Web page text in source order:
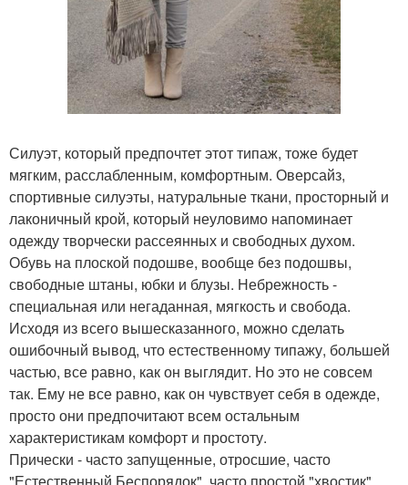
Силуэт, который предпочтет этот типаж, тоже будет
мягким, расслабленным, комфортным. Оверсайз,
спортивные силуэты, натуральные ткани, просторный и
лаконичный крой, который неуловимо напоминает
одежду творчески рассеянных и свободных духом.
Обувь на плоской подошве, вообще без подошвы,
свободные штаны, юбки и блузы. Небрежность -
специальная или негаданная, мягкость и свобода.
Исходя из всего вышесказанного, можно сделать
ошибочный вывод, что естественному типажу, большей
частью, все равно, как он выглядит. Но это не совсем
так. Ему не все равно, как он чувствует себя в одежде,
просто они предпочитают всем остальным
характеристикам комфорт и простоту.
Прически - часто запущенные, отросшие, часто
"Естественный Беспорядок", часто простой "хвостик",